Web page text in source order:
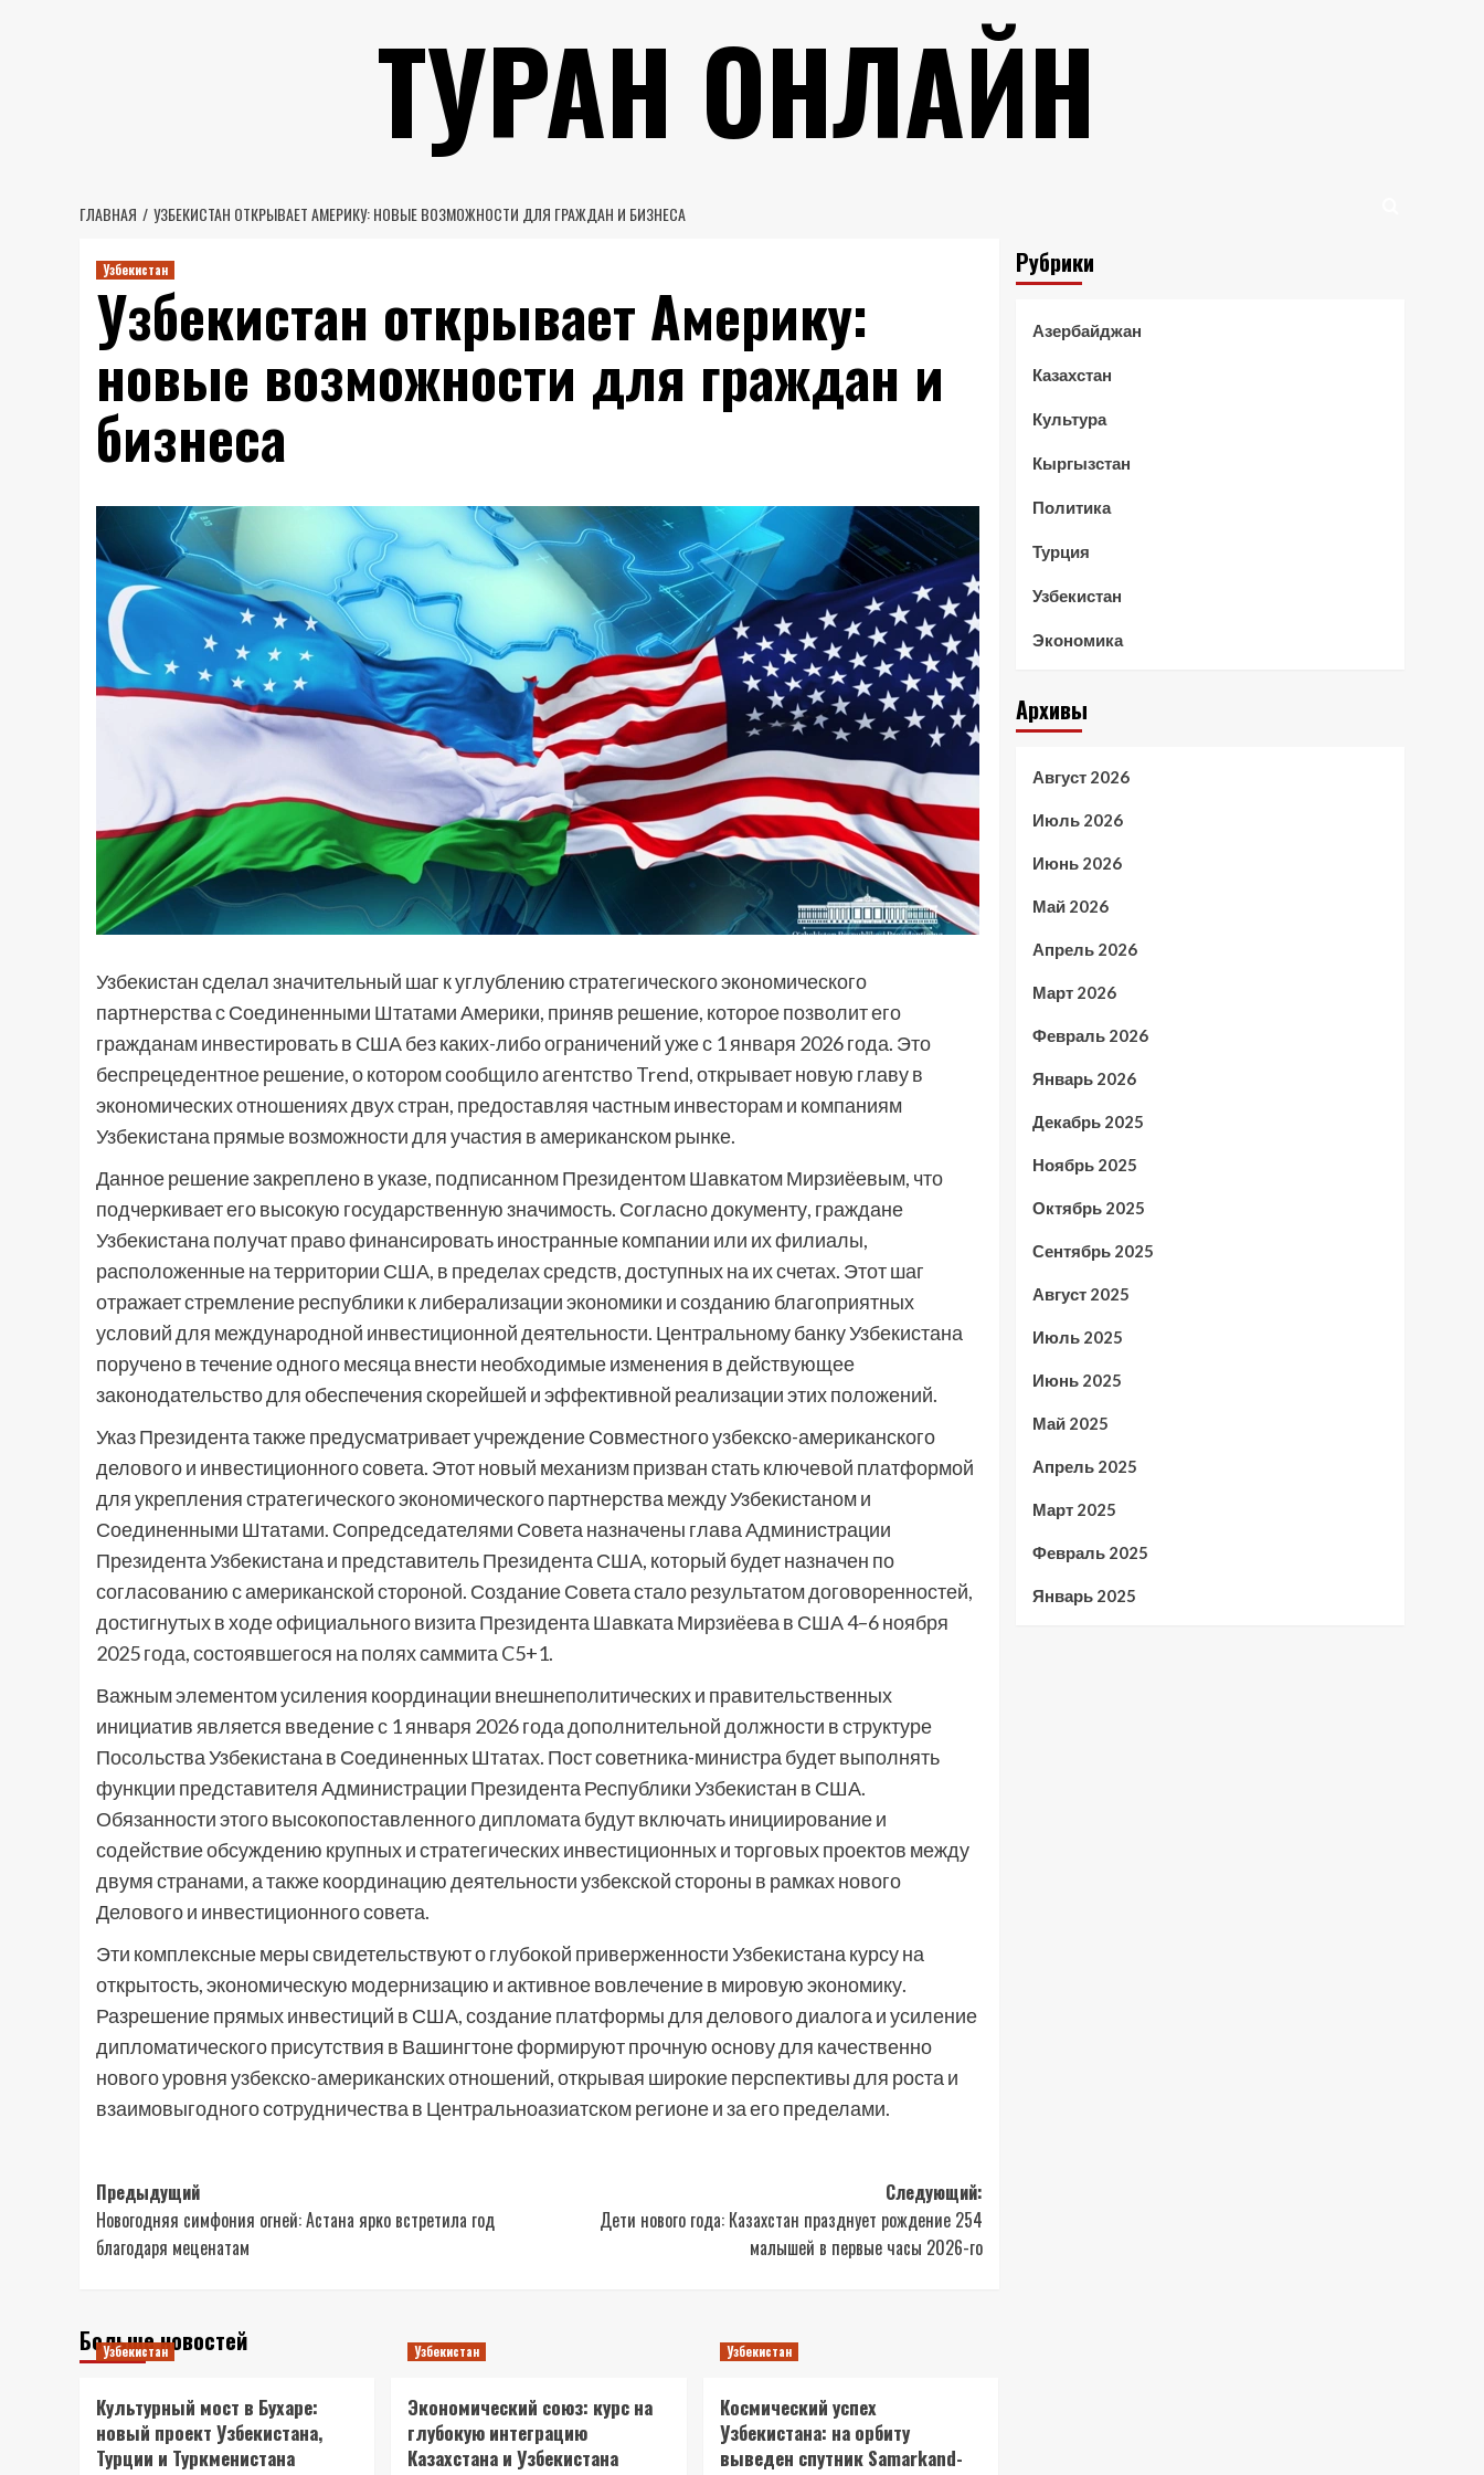
ТУРАН ОНЛАЙН
ГЛАВНАЯ УЗБЕКИСТАН ОТКРЫВАЕТ АМЕРИКУ: НОВЫЕ ВОЗМОЖНОСТИ ДЛЯ ГРАЖДАН И БИЗНЕСА
Узбекистан
Узбекистан открывает Америку:
новые возможности для граждан и
бизнеса
Узбекистан сделал значительный шаг к углублению стратегического экономического
партнерства с Соединенными Штатами Америки, приняв решение, которое позволит его
гражданам инвестировать в США без каких-либо ограничений уже с 1 января 2026 года. Это
беспрецедентное решение, о котором сообщило агентство Trend, открывает новую главу в
экономических отношениях двух стран, предоставляя частным инвесторам и компаниям
Узбекистана прямые возможности для участия в американском рынке.
Данное решение закреплено в указе, подписанном Президентом Шавкатом Мирзиёевым, что
подчеркивает его высокую государственную значимость. Согласно документу, граждане
Узбекистана получат право финансировать иностранные компании или их филиалы,
расположенные на территории США, в пределах средств, доступных на их счетах. Этот шаг
отражает стремление республики к либерализации экономики и созданию благоприятных
условий для международной инвестиционной деятельности. Центральному банку Узбекистана
поручено в течение одного месяца внести необходимые изменения в действующее
законодательство для обеспечения скорейшей и эффективной реализации этих положений.
Указ Президента также предусматривает учреждение Совместного узбекско-американского
делового и инвестиционного совета. Этот новый механизм призван стать ключевой платформой
для укрепления стратегического экономического партнерства между Узбекистаном и
Соединенными Штатами. Сопредседателями Совета назначены глава Администрации
Президента Узбекистана и представитель Президента США, который будет назначен по
согласованию с американской стороной. Создание Совета стало результатом договоренностей,
достигнутых в ходе официального визита Президента Шавката Мирзиёева в США 4–6 ноября
2025 года, состоявшегося на полях саммита C5+1.
Важным элементом усиления координации внешнеполитических и правительственных
инициатив является введение с 1 января 2026 года дополнительной должности в структуре
Посольства Узбекистана в Соединенных Штатах. Пост советника-министра будет выполнять
функции представителя Администрации Президента Республики Узбекистан в США.
Обязанности этого высокопоставленного дипломата будут включать инициирование и
содействие обсуждению крупных и стратегических инвестиционных и торговых проектов между
двумя странами, а также координацию деятельности узбекской стороны в рамках нового
Делового и инвестиционного совета.
Эти комплексные меры свидетельствуют о глубокой приверженности Узбекистана курсу на
открытость, экономическую модернизацию и активное вовлечение в мировую экономику.
Разрешение прямых инвестиций в США, создание платформы для делового диалога и усиление
дипломатического присутствия в Вашингтоне формируют прочную основу для качественно
нового уровня узбекско-американских отношений, открывая широкие перспективы для роста и
взаимовыгодного сотрудничества в Центральноазиатском регионе и за его пределами.
Навигация
записи
Предыдущий
Новогодняя симфония огней: Астана ярко встретила год
благодаря меценатам
Следующий:
Дети нового года: Казахстан празднует рождение 254
малышей в первые часы 2026-го
Больше новостей
Узбекистан
Культурный мост в Бухаре:
новый проект Узбекистана,
Турции и Туркменистана
Узбекистан
Экономический союз: курс на
глубокую интеграцию
Казахстана и Узбекистана
Узбекистан
Космический успех
Узбекистана: на орбиту
выведен спутник Samarkand-
Рубрики
Азербайджан
Казахстан
Культура
Кыргызстан
Политика
Турция
Узбекистан
Экономика
Архивы
Август 2026
Июль 2026
Июнь 2026
Май 2026
Апрель 2026
Март 2026
Февраль 2026
Январь 2026
Декабрь 2025
Ноябрь 2025
Октябрь 2025
Сентябрь 2025
Август 2025
Июль 2025
Июнь 2025
Май 2025
Апрель 2025
Март 2025
Февраль 2025
Январь 2025